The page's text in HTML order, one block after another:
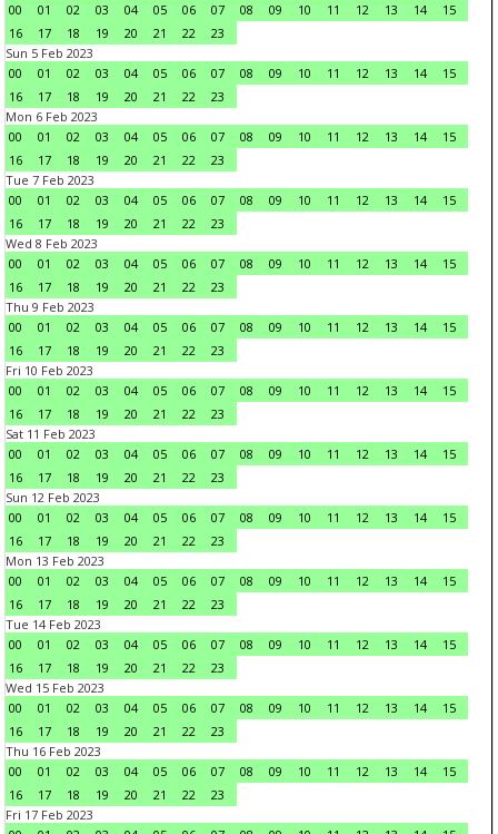
00
01 02 03 04 05 06 07 08 09 10 11 12 13 14
15
16
17 18 19 20 21 22
23
Sun 5 Feb 2023
00
01 02 03 04 05 06 07 08 09 10 11 12 13 14
15
16
17 18 19 20 21 22
23
Mon 6 Feb 2023
00
01 02 03 04 05 06 07 08 09 10 11 12 13 14
15
16
17 18 19 20 21 22
23
Tue 7 Feb 2023
00
01 02 03 04 05 06 07 08 09 10 11 12 13 14
15
16
17 18 19 20 21 22
23
Wed 8 Feb 2023
00
01 02 03 04 05 06 07 08 09 10 11 12 13 14
15
16
17 18 19 20 21 22
23
Thu 9 Feb 2023
00
01 02 03 04 05 06 07 08 09 10 11 12 13 14
15
16
17 18 19 20 21 22
23
Fri 10 Feb 2023
00
01 02 03 04 05 06 07 08 09 10 11 12 13 14
15
16
17 18 19 20 21 22
23
Sat 11 Feb 2023
00
01 02 03 04 05 06 07 08 09 10 11 12 13 14
15
16
17 18 19 20 21 22
23
Sun 12 Feb 2023
00
01 02 03 04 05 06 07 08 09 10 11 12 13 14
15
16
17 18 19 20 21 22
23
Mon 13 Feb 2023
00
01 02 03 04 05 06 07 08 09 10 11 12 13 14
15
16
17 18 19 20 21 22
23
Tue 14 Feb 2023
00
01 02 03 04 05 06 07 08 09 10 11 12 13 14
15
16
17 18 19 20 21 22
23
Wed 15 Feb 2023
00
01 02 03 04 05 06 07 08 09 10 11 12 13 14
15
16
17 18 19 20 21 22
23
Thu 16 Feb 2023
00
01 02 03 04 05 06 07 08 09 10 11 12 13 14
15
16
17 18 19 20 21 22
23
Fri 17 Feb 2023